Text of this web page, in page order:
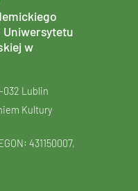
w
032 Lublin
Kultury
431150007,